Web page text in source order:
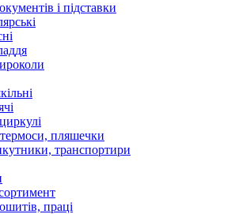
і підставки
пляшечки
транспортири
праці